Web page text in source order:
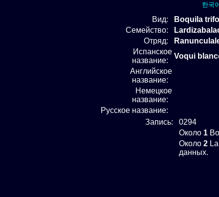
한국
Вид:
Boquila
Семейство:
Отряд:
Испанское
название:
Voqui
Английское
название:
Немецкое
название:
Русское название:
Запись:
0294
Около 1
Около 2
данных.